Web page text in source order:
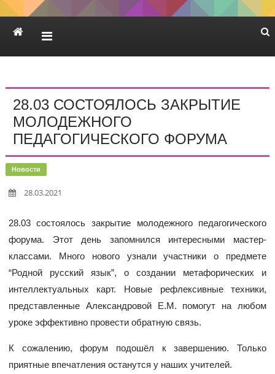
28.03 СОСТОЯЛОСЬ ЗАКРЫТИЕ
МОЛОДЕЖНОГО
ПЕДАГОГИЧЕСКОГО ФОРУМА
Новости
28.03.2021
28.03 состоялось закрытие молодежного педагогического
форума. Этот день запомнился интересными мастер-
классами. Много нового узнали участники о предмете
“Родной русский язык”, о создании метафорических и
интеллектуальных карт. Новые рефлексивные техники,
представленные Александровой Е.М. помогут на любом
уроке эффективно провести обратную связь.
К сожалению, форум подошёл к завершению. Только
приятные впечатления останутся у наших учителей.